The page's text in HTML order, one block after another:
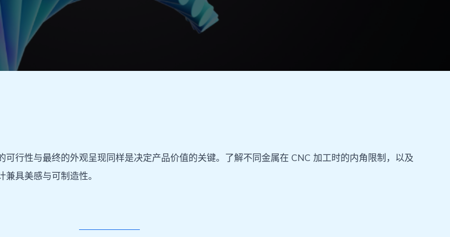
行性与最终的外观呈现同样是决定产品价值的关键。了解不同金属在 CNC 加工时的内角限制，以及
具美感与可制造性。